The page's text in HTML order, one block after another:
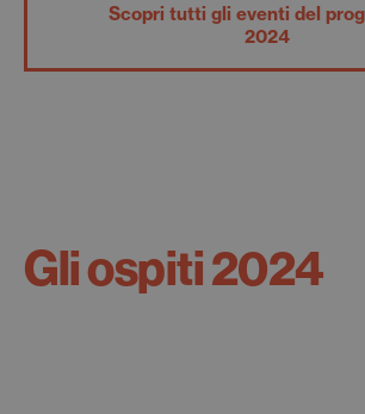
Scopri tutti gli eventi del
2024
Gli ospiti 2024